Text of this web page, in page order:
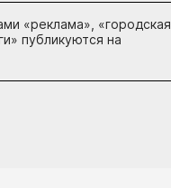
«реклама», «городская
публикуются на